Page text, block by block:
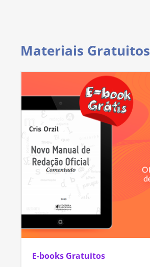
Materiais Gratuitos
E-books Gratuitos